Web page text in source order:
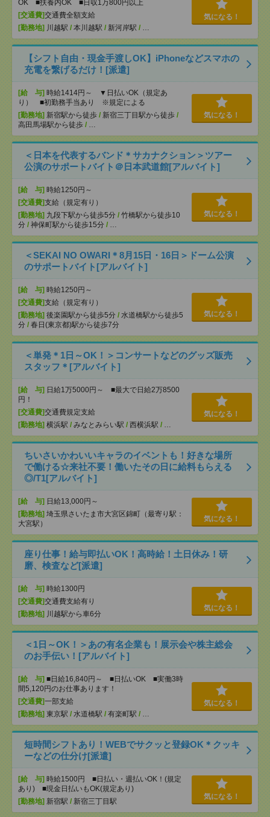
OK ■扶養内OK ■日収1万800円以上
[交通費]交通費全額支給
[勤務地] 川越駅 / 本川越駅 / 新河岸駅 / …
気になる！
【シフト自由・現金手渡しOK】iPhoneなどスマホの
充電を繋げるだけ！[派遣]
[給 与] 時給1414円～ ▼日払いOK（規定あ
り） ■初勤務手当あり ※規定による
[勤務地] 新宿駅から徒歩 / 新宿三丁目駅から徒歩 /
高田馬場駅から徒歩 / …
気になる！
＜日本を代表するバンド＊サカナクション＞ツアー
公演のサポートバイト＠日本武道館[アルバイト]
[給 与] 時給1250円～
[交通費]支給（規定有り）
[勤務地] 九段下駅から徒歩5分 / 竹橋駅から徒歩10
分 / 神保町駅から徒歩15分 / …
気になる！
＜SEKAI NO OWARI＊8月15日・16日＞ドーム公演
のサポートバイト[アルバイト]
[給 与] 時給1250円～
[交通費]支給（規定有り）
[勤務地] 後楽園駅から徒歩5分 / 水道橋駅から徒歩5
分 / 春日(東京都)駅から徒歩7分
気になる！
＜単発＊1日～OK！＞コンサートなどのグッズ販売
スタッフ＊[アルバイト]
[給 与] 日給1万5000円～ ■最大で日給2万8500
円！
[交通費]交通費規定支給
[勤務地] 横浜駅 / みなとみらい駅 / 西横浜駅 / …
気になる！
ちいさいかわいいキャラのイベントも！好きな場所
で働ける☆来社不要！働いたその日に給料もらえる
◎/T1[アルバイト]
[給 与] 日給13,000円～
[勤務地] 埼玉県さいたま市大宮区錦町（最寄り駅：
大宮駅）
気になる！
座り仕事！給与即払いOK！高時給！土日休み！研
磨、検査など[派遣]
[給 与] 時給1300円
[交通費]交通費支給有り
[勤務地] 川越駅から車6分
気になる！
＜1日～OK！＞あの有名企業も！展示会や株主総会
のお手伝い！[アルバイト]
[給 与] ■日給16,840円～ ■日払いOK ■実働3時
間5,120円のお仕事あります！
[交通費]一部支給
[勤務地] 東京駅 / 水道橋駅 / 有楽町駅 / …
気になる！
短時間シフトあり！WEBでサクッと登録OK＊クッキ
ーなどの仕分け[派遣]
[給 与] 時給1500円 ■日払い・週払いOK！(規定
あり) ■現金日払いもOK(規定あり)
[勤務地] 新宿駅 / 新宿三丁目駅
気になる！